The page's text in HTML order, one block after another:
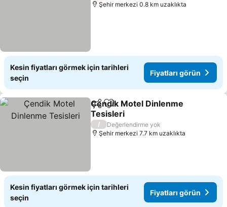
Şehir merkezi 0.8 km uzaklıkta
Kesin fiyatları görmek için tarihleri
seçin
Fiyatları görün
PaylaşFavorilerime ekle
Çendik Motel Dinlenme
Tesisleri
Fiyatları görün
/
Değerlendirme yok
Şehir merkezi 7.7 km uzaklıkta
Kesin fiyatları görmek için tarihleri
seçin
Fiyatları görün